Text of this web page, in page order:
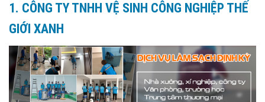
1. CÔNG TY TNHH VỆ SINH CÔNG NGHIỆP THẾ
GIỚI XANH